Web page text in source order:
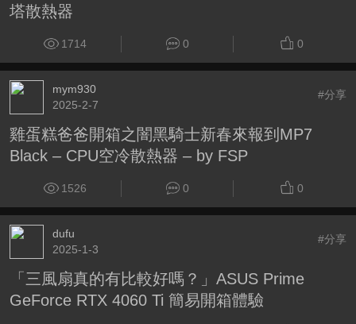
塔散熱器
1714 0 0
mym930
2025-2-7
#分享
雞蛋糕爸爸開箱之闇黑騎士新春來報到MP7
Black – CPU空冷散熱器 – by FSP
1526 0 0
dufu
2025-1-3
#分享
「三風扇真的有比較好嗎？」ASUS Prime
GeForce RTX 4060 Ti 簡易開箱體驗